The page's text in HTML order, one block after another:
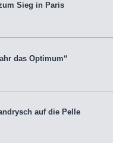
Sieg in Paris
das Optimum“
auf die Pelle